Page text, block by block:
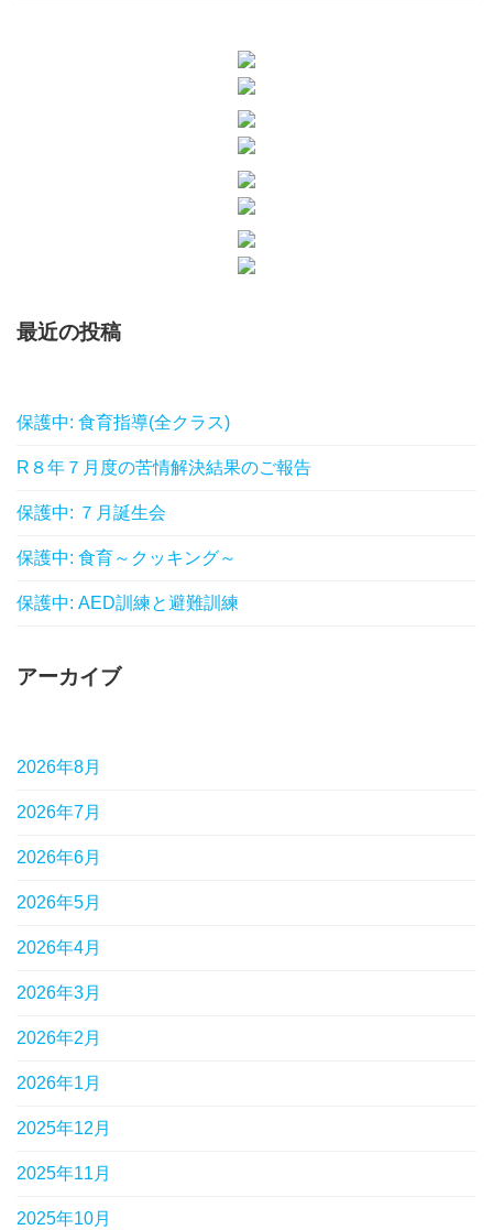
最近の投稿
保護中: 食育指導(全クラス)
R８年７月度の苦情解決結果のご報告
保護中: ７月誕生会
保護中: 食育～クッキング～
保護中: AED訓練と避難訓練
アーカイブ
2026年8月
2026年7月
2026年6月
2026年5月
2026年4月
2026年3月
2026年2月
2026年1月
2025年12月
2025年11月
2025年10月